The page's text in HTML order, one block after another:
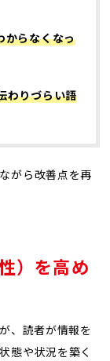
からなくなっ
わりづらい語
がら改善点を再
）を高め
、読者が情報を
態や状況を築く